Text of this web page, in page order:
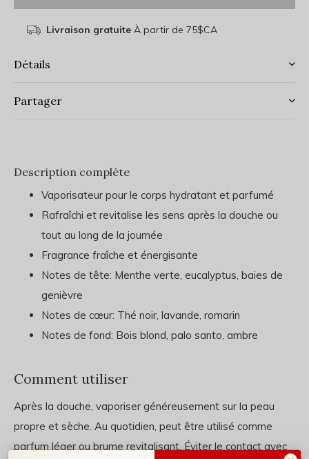
Livraison gratuiteÀ partir de 75$CA
Détails
Partager
Description complète
Vaporisateur pour le corps hydratant et parfumé
Rafraîchi et revitalise les sens après la douche ou
tout au long de la journée
Fragrance fraîche et énergisante
Notes de tête: Menthe verte, eucalyptus, baies de
genièvre
Notes de cœur: Thé noir, lavande, romarin
Notes de fond: Bois blond, palo santo, ambre
Comment utiliser
Après la douche, vaporiser généreusement sur la peau
propre et sèche. Au quotidien, peut être utilisé comme
parfum léger ou brume revitalisant. Éviter le contact avec